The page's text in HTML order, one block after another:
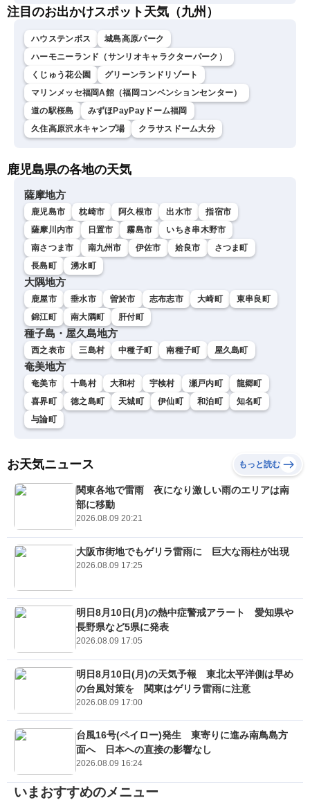
注目のお出かけスポット天気（九州）
ハウステンボス
城島高原パーク
ハーモニーランド（サンリオキャラクターパーク）
くじゅう花公園
グリーンランドリゾート
マリンメッセ福岡A館（福岡コンベンションセンター）
道の駅桜島
みずほPayPayドーム福岡
久住高原沢水キャンプ場
クラサスドーム大分
鹿児島県の各地の天気
薩摩地方
鹿児島市 枕崎市 阿久根市 出水市
指宿市
薩摩川内市
日置市 霧島市
いちき串木野市
南さつま市
南九州市 伊佐市 姶良市
さつま町
長島町
湧水町
大隅地方
鹿屋市 垂水市 曽於市 志布志市 大崎町
東串良町
錦江町
南大隅町 肝付町
種子島・屋久島地方
西之表市 三島村 中種子町 南種子町 屋久島町
奄美地方
奄美市 十島村 大和村 宇検村 瀬戸内町
龍郷町
喜界町
徳之島町 天城町 伊仙町 和泊町
知名町
与論町
お天気ニュース もっと読む
関東各地で雷雨 夜になり激しい雨のエリアは南
部に移動
2026.08.09 20:21
大阪市街地でもゲリラ雷雨に 巨大な雨柱が出現
2026.08.09 17:25
明日8月10日(月)の熱中症警戒アラート 愛知県や
長野県など5県に発表
2026.08.09 17:05
明日8月10日(月)の天気予報 東北太平洋側は早め
の台風対策を 関東はゲリラ雷雨に注意
2026.08.09 17:00
台風16号(ペイロー)発生 東寄りに進み南鳥島方
面へ 日本への直接の影響なし
2026.08.09 16:24
いまおすすめのメニュー